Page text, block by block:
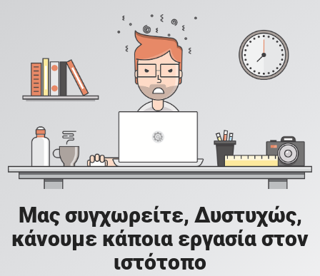
Μας συγχωρείτε, Δυστυχώς,
κάνουμε κάποια εργασία στον
ιστότοπο